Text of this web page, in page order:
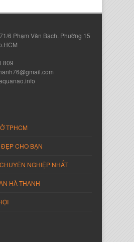
Thanh Sang
Công ty Lam Sơn Phát
Công ty An Vạn Thành
6 Phạm Văn Bạch. Phường 15
809
TPHCM
CHO BẠN
NGHIỆP NHẤT
HÀ THANH